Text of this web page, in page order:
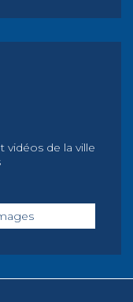
vidéos de la ville